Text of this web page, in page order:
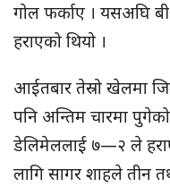
गोल फर्काए । यसअघि
हराएको थियो ।
आईतबार तेस्रो खेलमा
पनि अन्तिम चारमा
डेलिमेललाई ७—२ ले
लागि सागर शाहले तीन